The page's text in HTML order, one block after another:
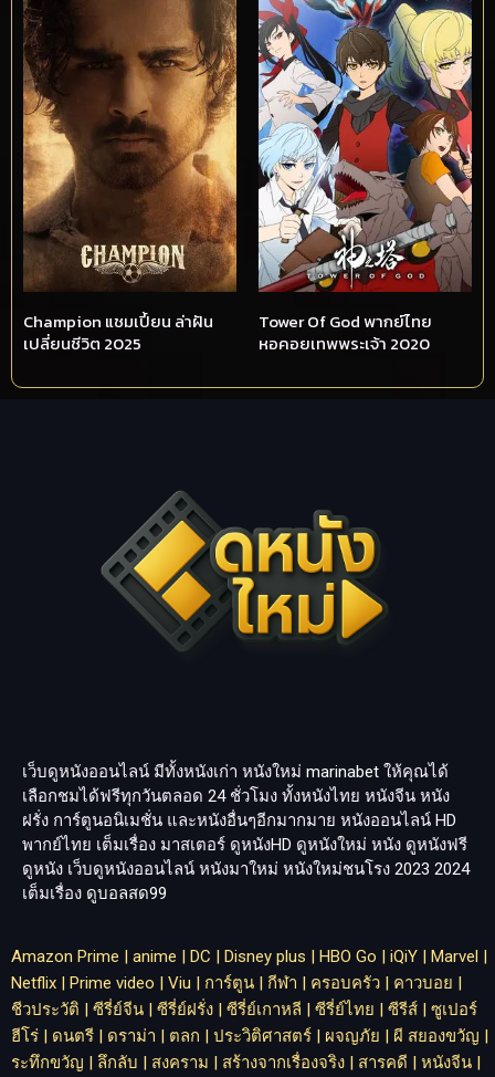
Champion แชมเปี้ยน ล่าฝัน
เปลี่ยนชีวิต 2025
Tower Of God พากย์ไทย
หอคอยเทพพระเจ้า 2020
เว็บดูหนังออนไลน์ มีทั้งหนังเก่า หนังใหม่ marinabet ให้คุณได้
เลือกชมได้ฟรีทุกวันตลอด 24 ชั่วโมง ทั้งหนังไทย หนังจีน หนัง
ฝรั่ง การ์ตูนอนิเมชั่น และหนังอื่นๆอีกมากมาย หนังออนไลน์ HD
พากย์ไทย เต็มเรื่อง มาสเตอร์ ดูหนังHD ดูหนังใหม่ หนัง ดูหนังฟรี
ดูหนัง เว็บดูหนังออนไลน์ หนังมาใหม่ หนังใหม่ชนโรง 2023 2024
เต็มเรื่อง ดูบอลสด99
Amazon Prime | anime | DC | Disney plus | HBO Go | iQiY | Marvel |
Netflix | Prime video | Viu | การ์ตูน | กีฬา | ครอบครัว | คาวบอย |
ชีวประวัติ | ซีรี่ย์จีน | ซีรี่ย์ฝรั่ง | ซีรี่ย์เกาหลี | ซีรี่ย์ไทย | ซีรีส์ | ซูเปอร์
ฮีโร่ | ดนตรี | ดราม่า | ตลก | ประวิติศาสตร์ | ผจญภัย | ผี สยองขวัญ |
ระทึกขวัญ | ลึกลับ | สงคราม | สร้างจากเรื่องจริง | สารคดี | หนังจีน |